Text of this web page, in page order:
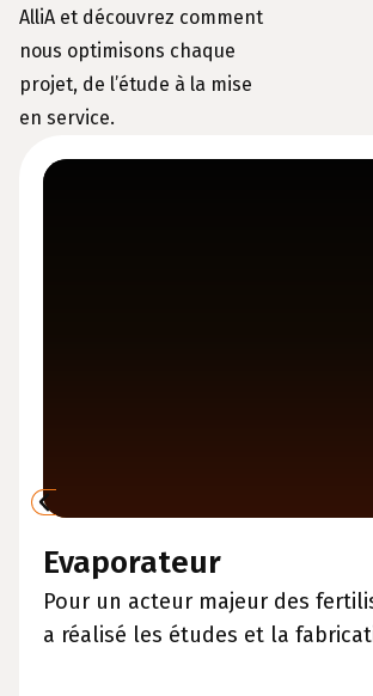
AlliA et découvrez comment
nous optimisons chaque
projet, de l’étude à la mise
en service.
Evaporateur
Pour un acteur majeur des
a réalisé les études et la